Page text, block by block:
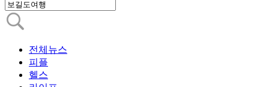
전체뉴스
피플
헬스